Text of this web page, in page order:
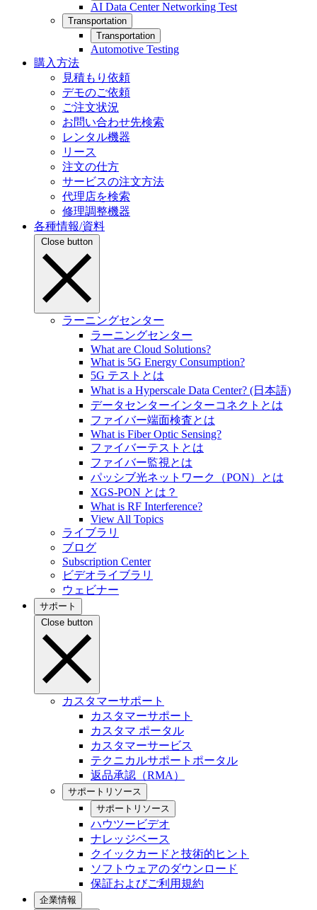
AI Data Center Networking Test
Transportation
Transportation
Automotive Testing
購入方法
見積もり依頼
デモのご依頼
ご注文状況
お問い合わせ先検索
レンタル機器
リース
注文の仕方
サービスの注文方法
代理店を検索
修理調整機器
各種情報/資料
Close button
ラーニングセンター
ラーニングセンター
What are Cloud Solutions?
What is 5G Energy Consumption?
5G テストとは
What is a Hyperscale Data Center? (日本語)
データセンターインターコネクトとは
ファイバー端面検査とは
What is Fiber Optic Sensing?
ファイバーテストとは
ファイバー監視とは
パッシブ光ネットワーク（PON）とは
XGS-PON とは？
What is RF Interference?
View All Topics
ライブラリ
ブログ
Subscription Center
ビデオライブラリ
ウェビナー
サポート
Close button
カスタマーサポート
カスタマーサポート
カスタマ ポータル
カスタマーサービス
テクニカルサポートポータル
返品承認（RMA）
サポートリソース
サポートリソース
ハウツービデオ
ナレッジベース
クイックカードと技術的ヒント
ソフトウェアのダウンロード
保証およびご利用規約
企業情報